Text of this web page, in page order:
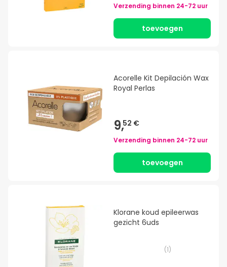
Verzending binnen 24-72 uur
toevoegen
Acorelle Kit Depilación Wax
Royal Perlas
9,52 €
Verzending binnen 24-72 uur
toevoegen
Klorane koud epileerwas
gezicht 6uds
(1)